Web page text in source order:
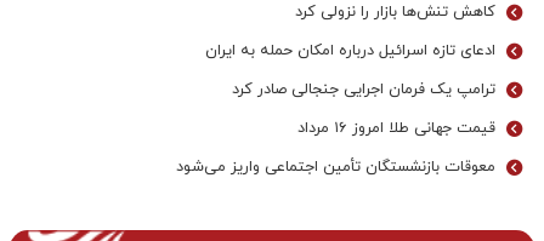
کاهش تنش‌ها بازار را نزولی کرد
ادعای تازه اسرائیل درباره امکان حمله به ایران
ترامپ یک فرمان اجرایی جنجالی صادر کرد
قیمت جهانی طلا امروز ۱۶ مرداد
معوقات بازنشستگان تأمین اجتماعی واریز می‌شود